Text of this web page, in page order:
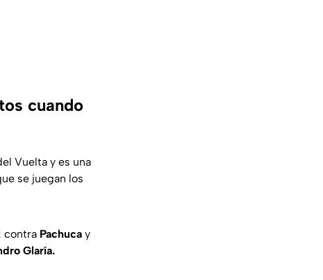
cuando
Vuelta y es una
se juegan los
contra Pachuca y
Glaría.